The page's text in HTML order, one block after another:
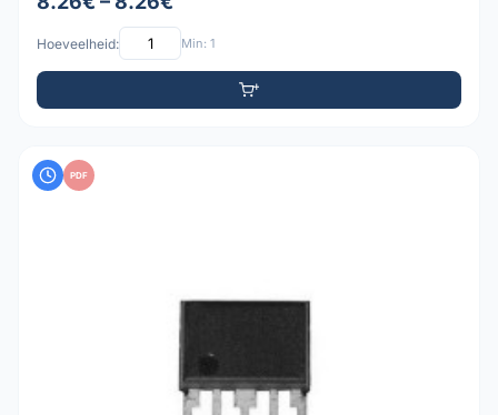
Hoeveelheid: Min: 1
PDF